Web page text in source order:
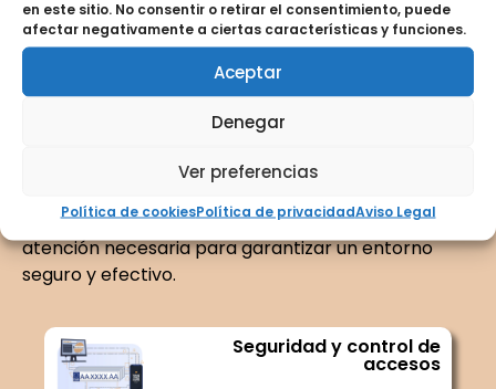
en este sitio. No consentir o retirar el consentimiento, puede
afectar negativamente a ciertas características y funciones.
Aceptar
Denegar
Ver preferencias
Política de cookiesPolítica de privacidadAviso Legal
soluciones de
tecnología geriátrica
Además de nuestras soluciones de tecnología
como la instalación, mantenimiento y soporte
dispositivo funcione correctamente, brindando la
atención necesaria para garantizar un entorno
seguro y efectivo.
Seguridad y control de
accesos